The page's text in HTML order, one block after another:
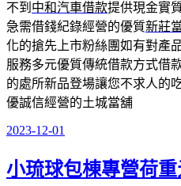
不到 中和汽車借款提供現金實
急需借錢紀錄經營的優質新莊
化的搶先上市粉絲團如有對產
服務多元優質傳統借款方式借
的處所新品登場讓您不求人的
優誠信經營的土城當舖
發
於
2023-12-01
小琉球包棟專營荷